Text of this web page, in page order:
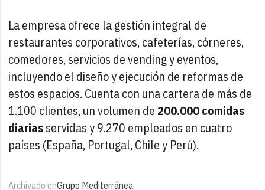
La empresa ofrece la gestión integral de
restaurantes corporativos, cafeterías, córneres,
comedores, servicios de vending y eventos,
incluyendo el diseño y ejecución de reformas de
estos espacios. Cuenta con una cartera de más de
1.100 clientes, un volumen de200.000 comidas
diariasservidas y 9.270 empleados en cuatro
países (España, Portugal, Chile y Perú).
Archivado enGrupo Mediterránea